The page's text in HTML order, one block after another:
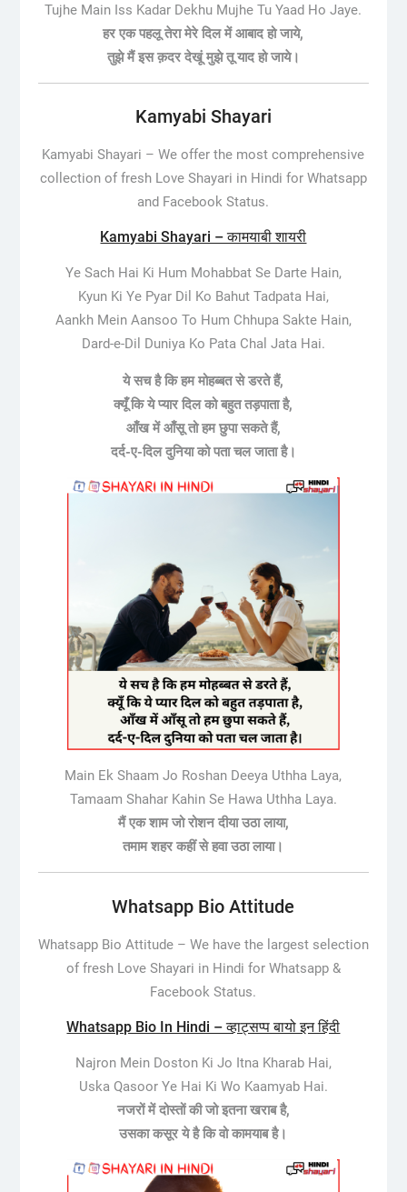
Tujhe Main Iss Kadar Dekhu Mujhe Tu Yaad Ho Jaye.
हर एक पहलू तेरा मेरे दिल में आबाद हो जाये,
तुझे मैं इस क़दर देखूं मुझे तू याद हो जाये।
Kamyabi Shayari
Kamyabi Shayari –We offer the most comprehensive
collection of fresh Love Shayari in Hindi for Whatsapp
and Facebook Status.
Kamyabi Shayari – कामयाबी शायरी
Ye Sach Hai Ki Hum Mohabbat Se Darte Hain,
Kyun Ki Ye Pyar Dil Ko Bahut Tadpata Hai,
Aankh Mein Aansoo To Hum Chhupa Sakte Hain,
Dard-e-Dil Duniya Ko Pata Chal Jata Hai.
ये सच है कि हम मोहब्बत से डरते हैं,
क्यूँ कि ये प्यार दिल को बहुत तड़पाता है,
आँख में आँसू तो हम छुपा सकते हैं,
दर्द-ए-दिल दुनिया को पता चल जाता है।
Main Ek Shaam Jo Roshan Deeya Uthha Laya,
Tamaam Shahar Kahin Se Hawa Uthha Laya.
मैं एक शाम जो रोशन दीया उठा लाया,
तमाम शहर कहीं से हवा उठा लाया।
Whatsapp Bio Attitude
Whatsapp Bio Attitude – We have the largest selection
of fresh Love Shayari in Hindi for Whatsapp &
Facebook Status.
Whatsapp Bio In Hindi – व्हाट्सप्प बायो इन हिंदी
Najron Mein Doston Ki Jo Itna Kharab Hai,
Uska Qasoor Ye Hai Ki Wo Kaamyab Hai.
नजरों में दोस्तों की जो इतना खराब है,
उसका कसूर ये है कि वो कामयाब है।